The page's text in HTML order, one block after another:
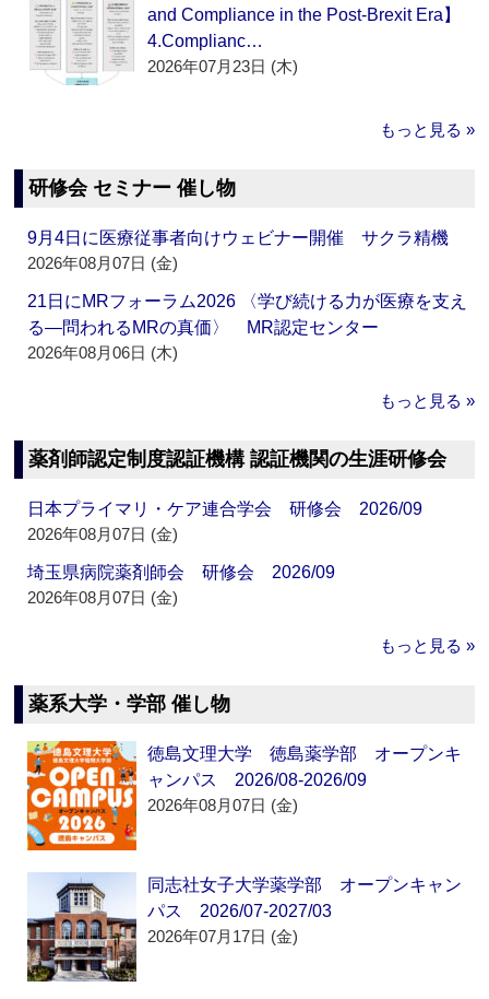
and Compliance in the Post-Brexit Era】
4.Complianc…
2026年07月23日 (木)
もっと見る »
研修会 セミナー 催し物
9月4日に医療従事者向けウェビナー開催 サクラ精機
2026年08月07日 (金)
21日にMRフォーラム2026 〈学び続ける力が医療を支え
る―問われるMRの真価〉 MR認定センター
2026年08月06日 (木)
もっと見る »
薬剤師認定制度認証機構 認証機関の生涯研修会
日本プライマリ・ケア連合学会 研修会 2026/09
2026年08月07日 (金)
埼玉県病院薬剤師会 研修会 2026/09
2026年08月07日 (金)
もっと見る »
薬系大学・学部 催し物
徳島文理大学 徳島薬学部 オープンキ
ャンパス 2026/08-2026/09
2026年08月07日 (金)
同志社女子大学薬学部 オープンキャン
パス 2026/07-2027/03
2026年07月17日 (金)